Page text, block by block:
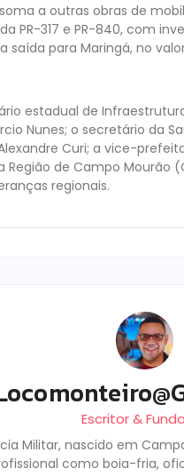
a outras obras de
PR-317 e PR-840, com
saída para Maringá, no
estadual de
Nunes; o secretário da
Curi; a vice-
Região de Campo
regionais.
Escritor &
Militar, nascido em
como boia-fria,